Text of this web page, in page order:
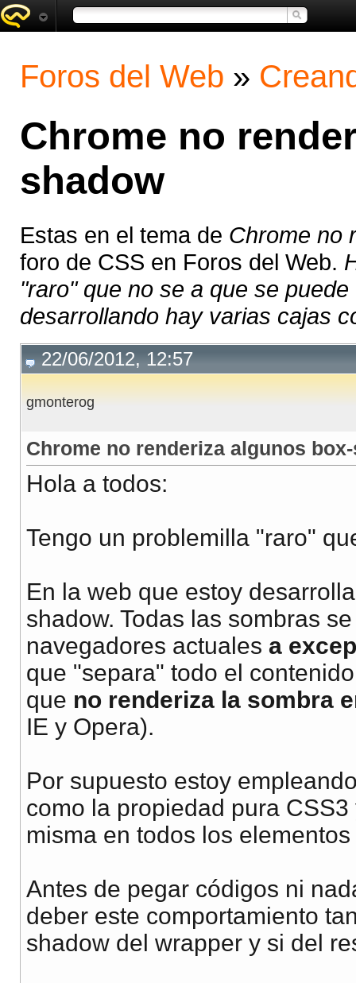
Foros del Web »
Chrome no
shadow
Estas en el tema de Chrome no
foro de CSS en Foros del Web.
"raro" que no se a que se
desarrollando hay varias cajas
22/06/2012, 12:57
gmonterog
Chrome no renderiza algunos
Hola a todos:
Tengo un problemilla "raro"
En la web que estoy
shadow. Todas las sombras
navegadores actuales a
que "separa" todo el
que no renderiza la sombra
IE y Opera).
Por supuesto estoy
como la propiedad pura
misma en todos los
Antes de pegar códigos ni
deber este comportamiento
shadow del wrapper y si del